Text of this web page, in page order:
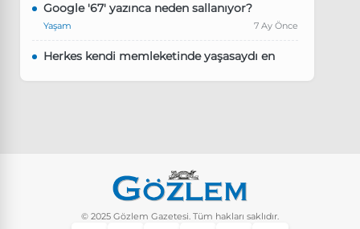
Google '67' yazınca neden sallanıyor?
Yaşam 7 Ay Önce
Herkes kendi memleketinde yaşasaydı en
Instagram’da keşfet nasıl temizlenir?
© 2025 Gözlem Gazetesi. Tüm hakları saklıdır.